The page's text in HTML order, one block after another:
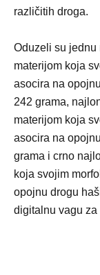
različitih droga.
Oduzeli su jednu
materijom koja
asocira na
242 grama,
materijom koja
asocira na
grama i crno
koja svojim
opojnu drogu
digitalnu vagu